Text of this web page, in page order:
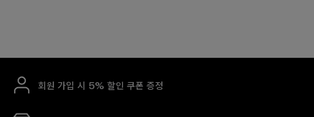
회원 가입 시 5% 할인 쿠폰 증정